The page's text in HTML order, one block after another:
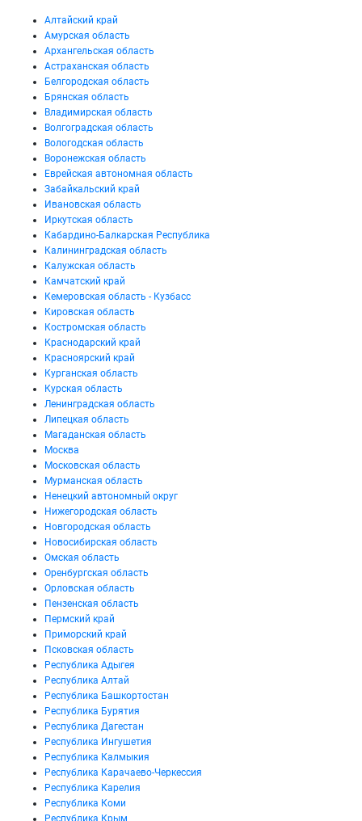
Алтайский край
Амурская область
Архангельская область
Астраханская область
Белгородская область
Брянская область
Владимирская область
Волгоградская область
Вологодская область
Воронежская область
Еврейская автономная область
Забайкальский край
Ивановская область
Иркутская область
Кабардино-Балкарская Республика
Калининградская область
Калужская область
Камчатский край
Кемеровская область - Кузбасс
Кировская область
Костромская область
Краснодарский край
Красноярский край
Курганская область
Курская область
Ленинградская область
Липецкая область
Магаданская область
Москва
Московская область
Мурманская область
Ненецкий автономный округ
Нижегородская область
Новгородская область
Новосибирская область
Омская область
Оренбургская область
Орловская область
Пензенская область
Пермский край
Приморский край
Псковская область
Республика Адыгея
Республика Алтай
Республика Башкортостан
Республика Бурятия
Республика Дагестан
Республика Ингушетия
Республика Калмыкия
Республика Карачаево-Черкессия
Республика Карелия
Республика Коми
Республика Крым